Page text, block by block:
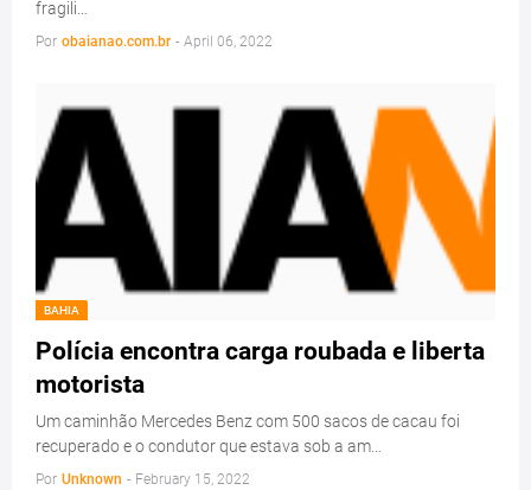
fragili…
Por obaianao.com.br - April 06, 2022
BAHIA
Polícia encontra carga roubada e liberta
motorista
Um caminhão Mercedes Benz com 500 sacos de cacau foi
recuperado e o condutor que estava sob a am…
Por Unknown - February 15, 2022